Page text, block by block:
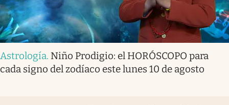
Astrología. Niño Prodigio: el HORÓSCOPO para
cada signo del zodíaco este lunes 10 de agosto